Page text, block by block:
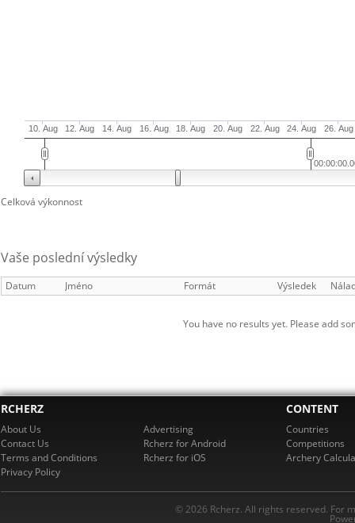
10. Aug 12. Aug 14. Aug 16. Aug 18. Aug 20. Aug 22. Aug 24. Aug 26. Aug
Celková výkonnost
Vaše poslední výsledky
Datum Jméno Formát Výsledek
You have no results yet. Please add
RCHERZ
About Us
Contact Us
Terms and Conditions
Privacy Policy
Advertising
Rcherz for Android
Rcherz for iOS
CONTENT
Countries
Competitions
Archery
© 2026 Rcherz. All rights reserved. For